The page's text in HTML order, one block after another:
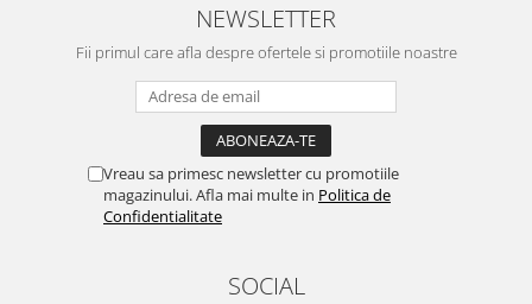
NEWSLETTER
Fii primul care afla despre ofertele si promotiile noastre
Vreau sa primesc newsletter cu promotiile
magazinului. Afla mai multe in Politica de
Confidentialitate
SOCIAL